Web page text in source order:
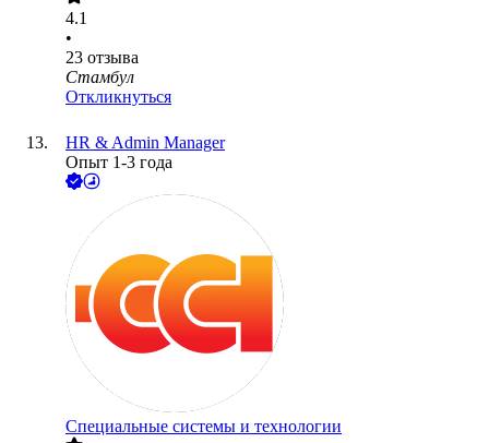
4.1
•
23 отзыва
Стамбул
Откликнуться
HR & Admin Manager
Опыт 1-3 года
Специальные системы и технологии